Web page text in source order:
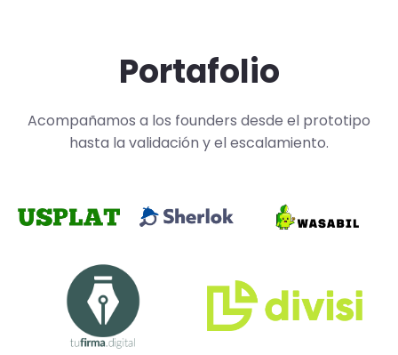
Portafolio
Acompañamos a los founders desde el prototipo
hasta la validación y el escalamiento.